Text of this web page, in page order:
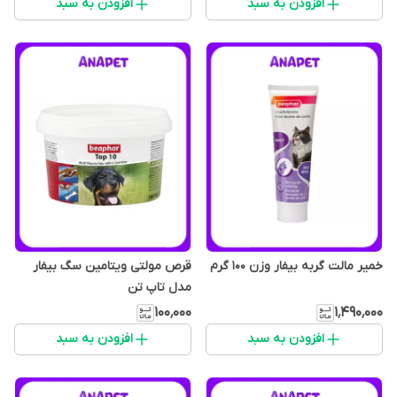
افزودن به سبد افزودن به سبد
خمیر مالت گربه بیفار وزن ۱۰۰ گرم
۱٬۴۹۰٬۰۰۰
افزودن به سبد
قرص مولتی ویتامین سگ بیفار
مدل تاپ تن
۱۰۰٬۰۰۰
افزودن به سبد